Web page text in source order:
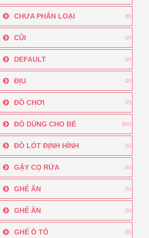
CHƯA PHÂN LOẠI (8)
CŨI (2)
DEFAULT (2)
ĐỊU (2)
ĐỒ CHƠI (7)
ĐỒ DÙNG CHO BÉ (62)
ĐỒ LÓT ĐỊNH HÌNH (1)
GẬY CỌ RỬA (1)
GHẾ ĂN (1)
GHẾ ĂN (1)
GHẾ Ô TÔ (0)